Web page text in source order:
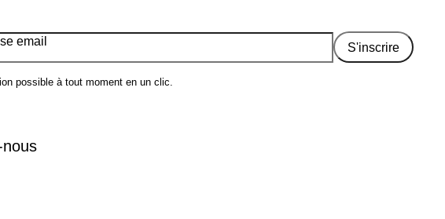
S'inscrire
email
possible à tout moment en un clic.
nous